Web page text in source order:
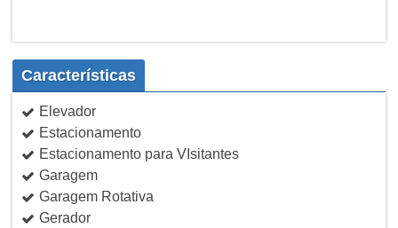
Características
Elevador
Estacionamento
Estacionamento para VIsitantes
Garagem
Garagem Rotativa
Gerador